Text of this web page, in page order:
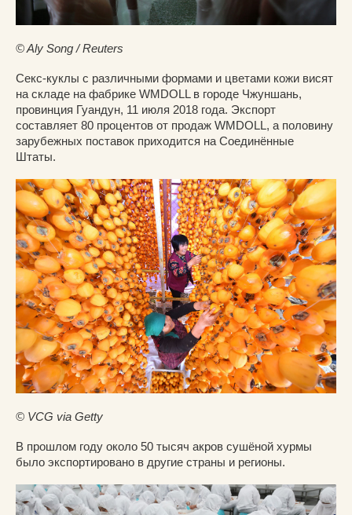
© Aly Song / Reuters
Секс-куклы с различными формами и цветами кожи висят
на складе на фабрике WMDOLL в городе Чжуншань,
провинция Гуандун, 11 июля 2018 года. Экспорт
составляет 80 процентов от продаж WMDOLL, а половину
зарубежных поставок приходится на Соединённые
Штаты.
© VCG via Getty
В прошлом году около 50 тысяч акров сушёной хурмы
было экспортировано в другие страны и регионы.